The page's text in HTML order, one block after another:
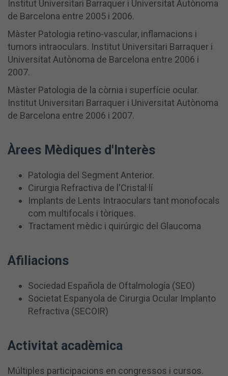
Institut Universitari Barraquer i Universitat Autònoma
de Barcelona entre 2005 i 2006.
Màster Patologia retino-vascular, inflamacions i
tumors intraoculars. Institut Universitari Barraquer i
Universitat Autònoma de Barcelona entre 2006 i
2007.
Màster Patologia de la còrnia i superfície ocular.
Institut Universitari Barraquer i Universitat Autònoma
de Barcelona entre 2006 i 2007.
Àrees Mèdiques d'Interès
Patologia del Segment Anterior.
Cirurgia Refractiva de l'Cristal·lí
Implants de Lents Intraoculars tant monofocals
com multifocals i tòriques.
Tractament mèdic i quirúrgic del Glaucoma
Afiliacions
Sociedad Española de Oftalmología (SEO)
Societat Espanyola de Cirurgia Ocular Implanto
Refractiva (SECOIR)
Activitat acadèmica
Múltiples participacions en congressos i cursos.